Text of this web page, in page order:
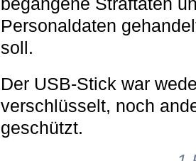
Personaldaten
soll.
Der USB-Stick war
verschlüsselt, noch
geschützt.